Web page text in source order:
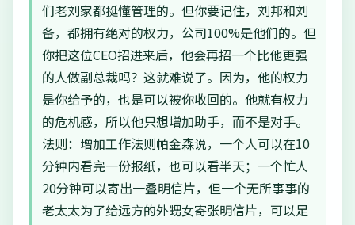
们老刘家都挺懂管理的。但你要记住，刘邦和刘
备，都拥有绝对的权力，公司100%是他们的。但
你把这位CEO招进来后，他会再招一个比他更强
的人做副总裁吗？这就难说了。因为，他的权力
是你给予的，也是可以被你收回的。他就有权力
的危机感，所以他只想增加助手，而不是对手。
法则：增加工作法则帕金森说，一个人可以在10
分钟内看完一份报纸，也可以看半天；一个忙人
20分钟可以寄出一叠明信片，但一个无所事事的
老太太为了给远方的外甥女寄张明信片，可以足